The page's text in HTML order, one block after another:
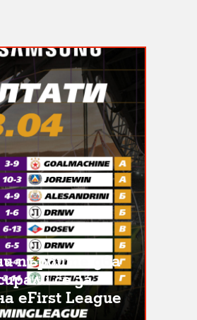
първите два
се за
eFirst League